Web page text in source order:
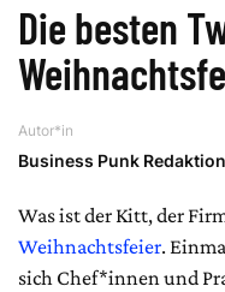
Die besten
Autor*in
Business Punk Redaktion
Was ist der Kitt, der
Weihnachtsfeier.
sich Chef*innen und